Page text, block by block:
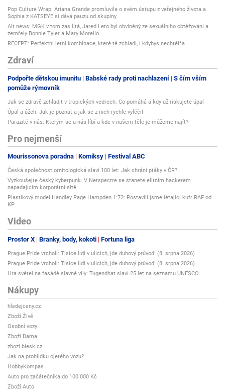
Pop Culture Wrap: Ariana Grande promluvila o svém ústupu z veřejného života a
Sophia z KATSEYE si dává pauzu od skupiny
Alt news: MGK v tom zas lítá, Jared Leto byl obviněný ze sexuálního obtěžování a
zemřely Bonnie Tyler a Mary Morello
RECEPT: Perfektní letní kombinace, které tě zchladí, i kdybys nechtěl*a
Zdraví
Podpořte dětskou imunitu Babské rady proti nachlazení S čím vším
pomůže rýmovník
Jak se zdravě zchladit v tropických vedrech: Co pomáhá a kdy už riskujete úpal
Úpal a úžeh: Jak je poznat a jak se z nich rychle vyléčit
Parazité v nás: Kterým se u nás líbí a kde v našem těle je můžeme najít?
Pro nejmenší
Mourissonova poradna Komiksy Festival ABC
Česká společnost ornitologická slaví 100 let: Jak chrání ptáky v ČR?
Vyzkoušejte český kyberpunk. V Netspectre se stanete elitním hackerem
napadajícím korporátní sítě
Plastikový model Handley Page Hampden 1:72: Postavili jsme létající kufr RAF od
KP
Video
Prostor X Branky, body, kokoti Fortuna liga
Prague Pride vrcholí: Tisíce lidí v ulicích, jde duhový průvod! (8. srpna 2026)
Prague Pride vrcholí: Tisíce lidí v ulicích, jde duhový průvod! (8. srpna 2026)
Hra světel na fasádě slavné vily: Tugendhat slaví 25 let na seznamu UNESCO
Nákupy
hledejceny.cz
Zboží Živě
Osobní vozy
Zboží Dáma
zbozi.blesk.cz
Jak na prohlídku ojetého vozu?
HobbyKompas
Auto pro začátečníka do 100 000 Kč
Zboží Auto